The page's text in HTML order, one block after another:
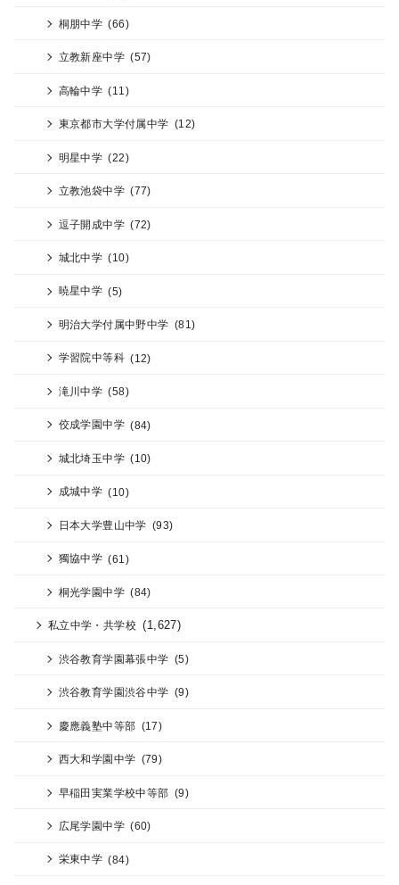
桐朋中学 (66)
立教新座中学 (57)
高輪中学 (11)
東京都市大学付属中学 (12)
明星中学 (22)
立教池袋中学 (77)
逗子開成中学 (72)
城北中学 (10)
暁星中学 (5)
明治大学付属中野中学 (81)
学習院中等科 (12)
滝川中学 (58)
佼成学園中学 (84)
城北埼玉中学 (10)
成城中学 (10)
日本大学豊山中学 (93)
獨協中学 (61)
桐光学園中学 (84)
私立中学・共学校 (1,627)
渋谷教育学園幕張中学 (5)
渋谷教育学園渋谷中学 (9)
慶應義塾中等部 (17)
西大和学園中学 (79)
早稲田実業学校中等部 (9)
広尾学園中学 (60)
栄東中学 (84)